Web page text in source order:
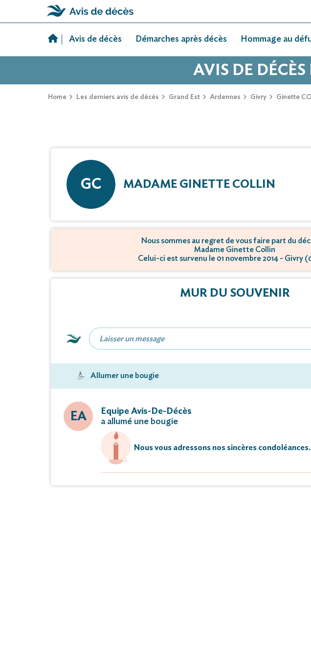
Avis de décès Démarches après décès Hommage au
AVIS DE
Home Les derniers avis de décès Grand Est Ardennes Givry Ginette
GC MADAME GINETTE COLLIN
Nous sommes au regret de vous faire part du
Madame Ginette Collin
Celui-ci est survenu le 01 novembre 2014 - Givry
MUR DU SOUVENIR
Allumer une bougie
EA
Equipe Avis-De-Décès
a allumé une bougie
Nous vous adressons nos sincères condoléances.